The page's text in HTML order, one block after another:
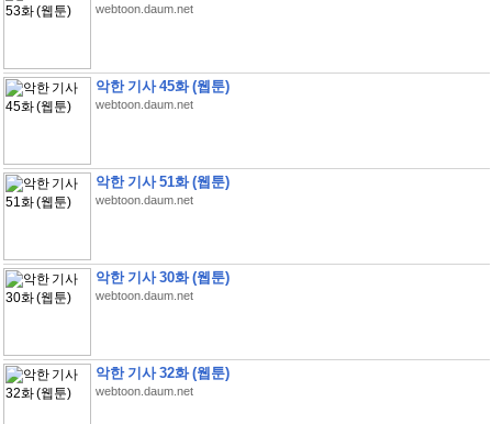
webtoon.daum.net
악한 기사 45화 (웹툰)
webtoon.daum.net
악한 기사 51화 (웹툰)
webtoon.daum.net
악한 기사 30화 (웹툰)
webtoon.daum.net
악한 기사 32화 (웹툰)
webtoon.daum.net